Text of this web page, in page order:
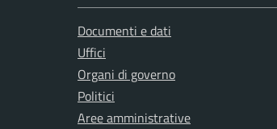
Documenti e dati
Uffici
Organi di governo
Politici
Aree amministrative